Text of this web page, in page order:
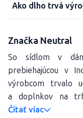
Ako dlho trvá
Značka Neutral
So sídlom v
prebiehajúcou v
výrobcom trvalo
a doplnkov na
Čítať viac